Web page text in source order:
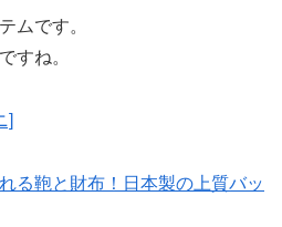
ムです。
すね。
]
る鞄と財布！日本製の上質バッ